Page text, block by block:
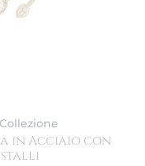
in Acciaio con